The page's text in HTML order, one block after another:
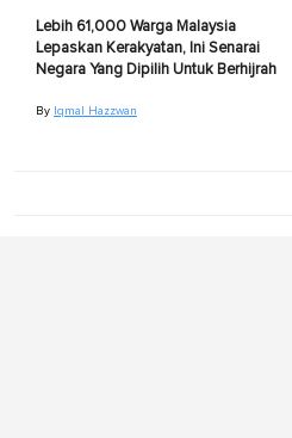
Lebih 61,000 Warga Malaysia
Lepaskan Kerakyatan, Ini Senarai
Negara Yang Dipilih Untuk Berhijrah
By Iqmal Hazzwan